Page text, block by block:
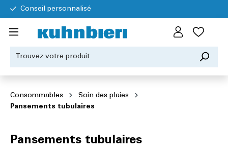
Conseil personnalisé
Consommables
Soin des plaies
Pansements tubulaires
Pansements tubulaires